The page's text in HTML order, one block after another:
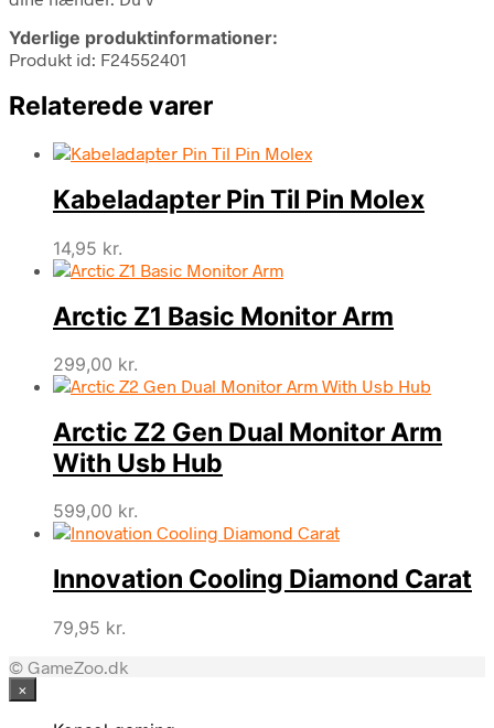
Yderlige produktinformationer:
Produkt id: F24552401
Relaterede varer
Kabeladapter Pin Til Pin Molex
14,95 kr.
Arctic Z1 Basic Monitor Arm
299,00 kr.
Arctic Z2 Gen Dual Monitor Arm
With Usb Hub
599,00 kr.
Innovation Cooling Diamond Carat
79,95 kr.
© GameZoo.dk
×